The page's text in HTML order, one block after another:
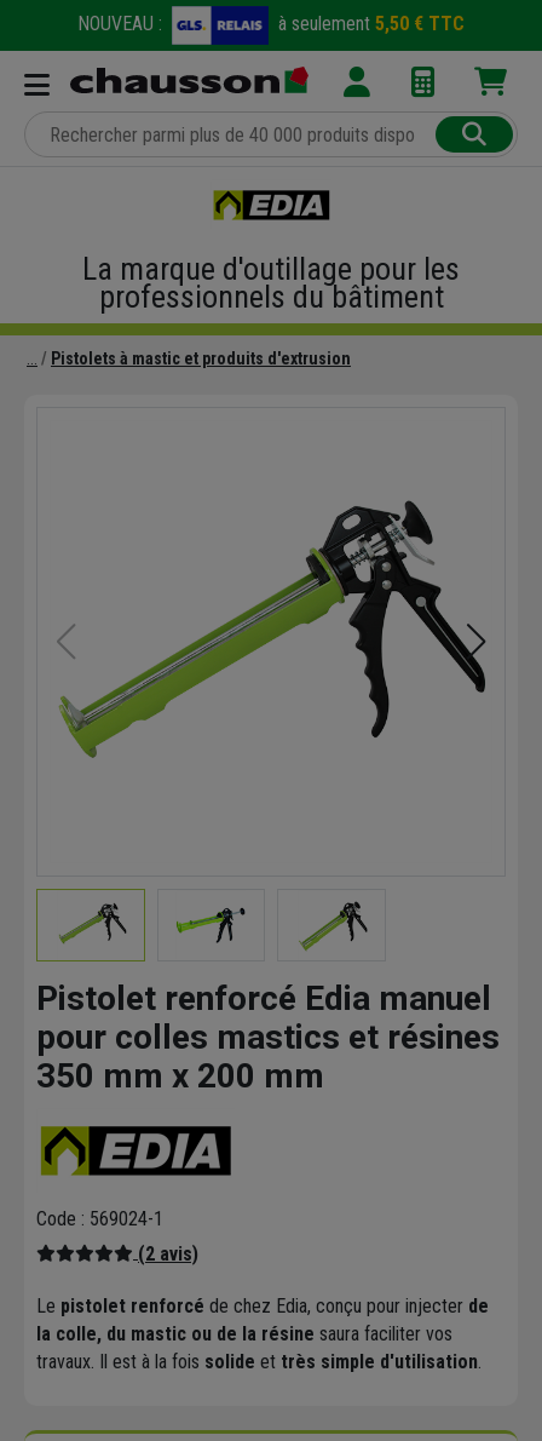
NOUVEAU : à seulement 5,50 € TTC
La marque d'outillage pour les
professionnels du bâtiment
Pistolets à mastic et produits d'extrusion
Pistolet renforcé Edia manuel
pour colles mastics et résines
350 mm x 200 mm
Code : 569024-1
(2 avis)
Le pistolet renforcé de chez Edia, conçu pour injecter de
la colle, du mastic ou de la résine saura faciliter vos
travaux. Il est à la fois solide et très simple d'utilisation